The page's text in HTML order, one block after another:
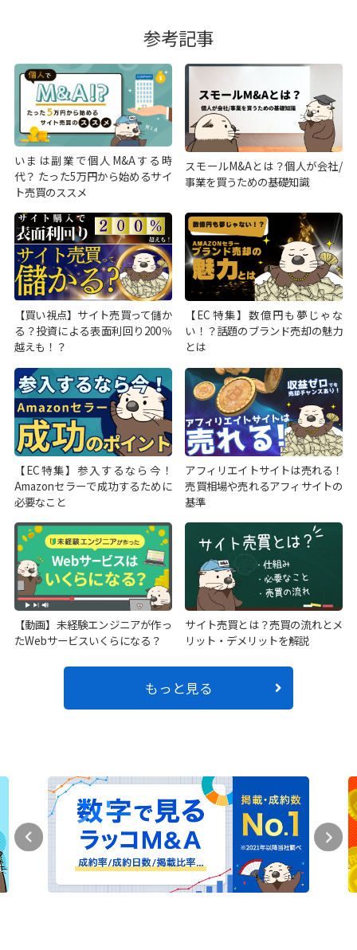
参考記事
いまは副業で個人M&Aする時
代？ たった5万円から始めるサイ
ト売買のススメ
スモールM&Aとは？個人が会社/
事業を買うための基礎知識
【買い視点】サイト売買って儲か
る？投資による表面利回り200％
越えも！？
【EC特集】数億円も夢じゃな
い！？話題のブランド売却の魅力
とは
【EC特集】参入するなら今！
Amazonセラーで成功するために
必要なこと
アフィリエイトサイトは売れる！
売買相場や売れるアフィサイトの
基準
【動画】未経験エンジニアが作っ
たWebサービスいくらになる？
サイト売買とは？売買の流れとメ
リット・デメリットを解説
もっと見る